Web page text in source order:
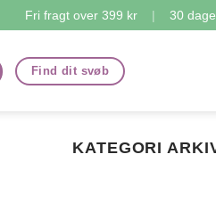
Fri fragt over 399 kr | 30
Find dit svøb
KATEGORI